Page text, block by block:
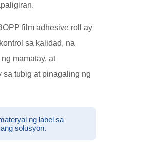
film adhesive roll ay
sa kalidad, na
mamatay, at
sa tubig at pinagaling ng
ng label sa
solusyon.